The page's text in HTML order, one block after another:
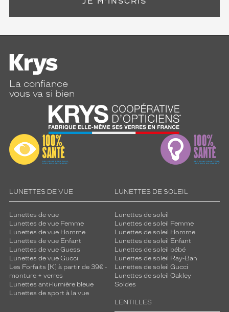
La confiance
vous va si bien
LUNETTES DE VUE
Lunettes de vue
Lunettes de vue Femme
Lunettes de vue Homme
Lunettes de vue Enfant
Lunettes de vue Guess
Lunettes de vue Gucci
Les Forfaits [K] à partir de 39€ -
monture + verres
Lunettes anti-lumière bleue
Lunettes de sport à la vue
LUNETTES DE SOLEIL
Lunettes de soleil
Lunettes de soleil Femme
Lunettes de soleil Homme
Lunettes de soleil Enfant
Lunettes de soleil bébé
Lunettes de soleil Ray-Ban
Lunettes de soleil Gucci
Lunettes de soleil Oakley
Soldes
LENTILLES